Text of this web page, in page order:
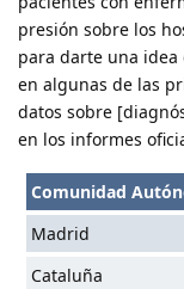
presión sobre los
para darte una idea
en algunas de las
datos sobre
en los informes
Comunidad
Madrid
Cataluña